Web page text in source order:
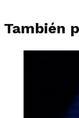
También